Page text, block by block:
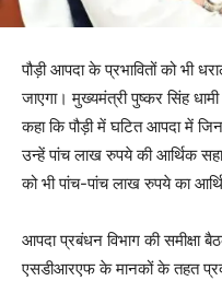
पौड़ी आपदा के प्रभावितों को भी
जाएगा। मुख्यमंत्री पुष्कर सिंह
कहा कि पौड़ी में घटित आपदा में
उन्हें पांच लाख रुपये की आर्थिक
को भी पांच-पांच लाख रुपये का
आपदा प्रबंधन विभाग की समीक्षा
एसडीआरएफ के मानकों के तहत